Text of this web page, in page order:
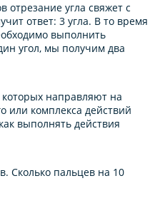
отрезание угла свяжет с
ответ: 3 угла. В то время
выполнить
угол, мы получим два
которых направляют на
или комплекса действий
выполнять действия
Сколько пальцев на 10